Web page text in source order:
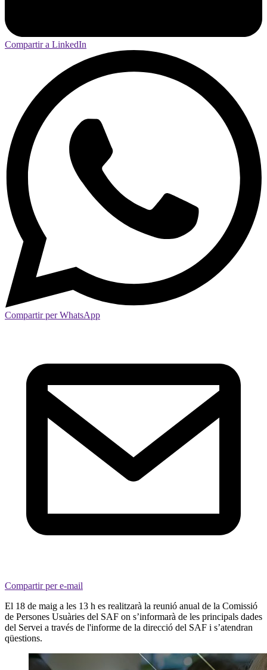
Compartir a LinkedIn
Compartir per WhatsApp
Compartir per e-mail
El 18 de maig a les 13 h es realitzarà la reunió anual de la Comissió
de Persones Usuàries del SAF on s’informarà de les principals dades
del Servei a través de l'informe de la direcció del SAF i s’atendran
qüestions.